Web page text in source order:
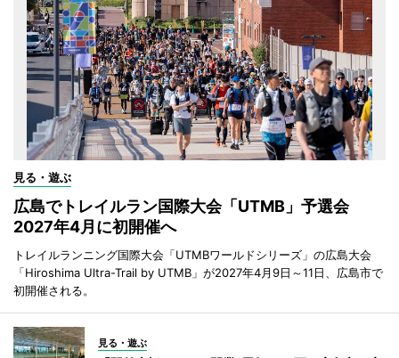
見る・遊ぶ
広島でトレイルラン国際大会「UTMB」予選会
2027年4月に初開催へ
トレイルランニング国際大会「UTMBワールドシリーズ」の広島大会
「Hiroshima Ultra-Trail by UTMB」が2027年4月9日～11日、広島市で
初開催される。
見る・遊ぶ